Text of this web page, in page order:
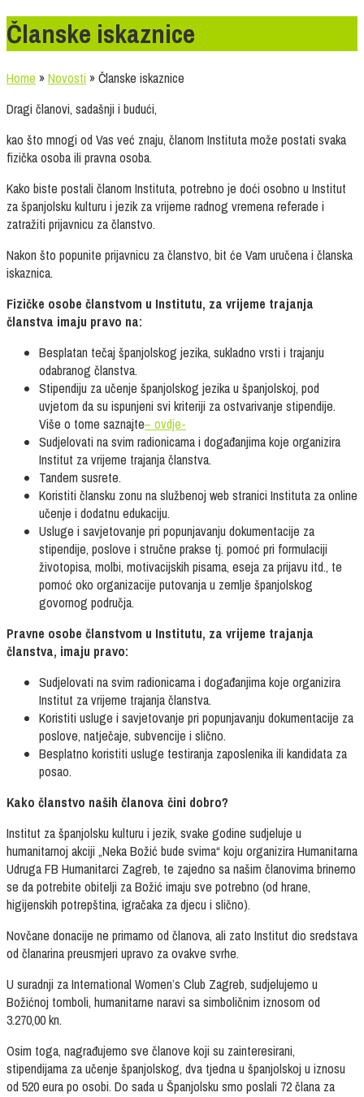
Članske iskaznice
Home »Novosti »Članske iskaznice
Dragi članovi, sadašnji i budući,
kao što mnogi od Vas već znaju, članom Instituta može postati svaka
fizička osoba ili pravna osoba.
Kako biste postali članom Instituta, potrebno je doći osobno u Institut
za španjolsku kulturu i jezik za vrijeme radnog vremena referade i
zatražiti prijavnicu za članstvo.
Nakon što popunite prijavnicu za članstvo, bit će Vam uručena i članska
iskaznica.
Fizičke osobe članstvom u Institutu, za vrijeme trajanja
članstva imaju pravo na:
Besplatan tečaj španjolskog jezika, sukladno vrsti i trajanju
odabranog članstva.
Stipendiju za učenje španjolskog jezika u španjolskoj, pod
uvjetom da su ispunjeni svi kriteriji za ostvarivanje stipendije.
Više o tome saznajte– ovdje-
Sudjelovati na svim radionicama i događanjima koje organizira
Institut za vrijeme trajanja članstva.
Tandem susrete.
Koristiti člansku zonu na službenoj web stranici Instituta za online
učenje i dodatnu edukaciju.
Usluge i savjetovanje pri popunjavanju dokumentacije za
stipendije, poslove i stručne prakse tj. pomoć pri formulaciji
životopisa, molbi, motivacijskih pisama, eseja za prijavu itd., te
pomoć oko organizacije putovanja u zemlje španjolskog
govornog područja.
Pravne osobe članstvom u Institutu, za vrijeme trajanja
članstva, imaju pravo:
Sudjelovati na svim radionicama i događanjima koje organizira
Institut za vrijeme trajanja članstva.
Koristiti usluge i savjetovanje pri popunjavanju dokumentacije za
poslove, natječaje, subvencije i slično.
Besplatno koristiti usluge testiranja zaposlenika ili kandidata za
posao.
Kako članstvo naših članova čini dobro?
Institut za španjolsku kulturu i jezik, svake godine sudjeluje u
humanitarnoj akciji „Neka Božić bude svima“ koju organizira Humanitarna
Udruga FB Humanitarci Zagreb, te zajedno sa našim članovima brinemo
se da potrebite obitelji za Božić imaju sve potrebno (od hrane,
higijenskih potrepština, igračaka za djecu i slično).
Novčane donacije ne primamo od članova, ali zato Institut dio sredstava
od članarina preusmjeri upravo za ovakve svrhe.
U suradnji za International Women’s Club Zagreb, sudjelujemo u
Božićnoj tomboli, humanitarne naravi sa simboličnim iznosom od
3.270,00 kn.
Osim toga, nagrađujemo sve članove koji su zainteresirani,
stipendijama za učenje španjolskog, dva tjedna u španjolskoj u iznosu
od 520 eura po osobi. Do sada u Španjolsku smo poslali 72 člana za